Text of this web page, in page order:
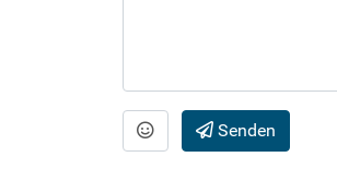
Senden